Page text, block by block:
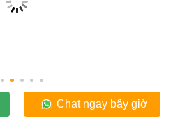
Chat ngay bây giờ